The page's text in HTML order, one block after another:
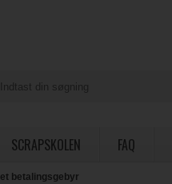
SCRAPSKOLEN FAQ
betalingsgebyr